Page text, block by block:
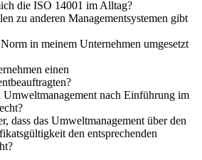
die ISO 14001 im Alltag?
zu anderen Managementsystemen gibt
in meinem Unternehmen umgesetzt
einen
Umweltmanagement nach Einführung im
dass das Umweltmanagement über den
den entsprechenden